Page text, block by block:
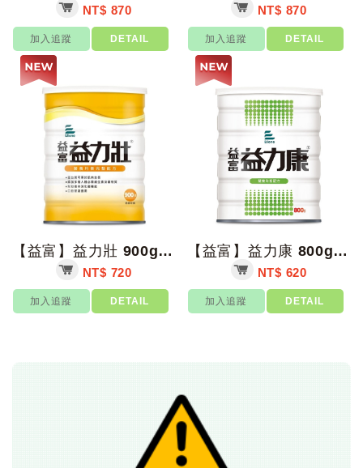
NT$ 870
加入追蹤 DETAIL
NT$ 870
加入追蹤 DETAIL
【益富】益力壯 900g/罐【上好藥局銀髮照護】
NT$ 720
加入追蹤 DETAIL
【益富】益力康 800g/罐【上好藥局銀髮照護】
NT$ 620
加入追蹤 DETAIL